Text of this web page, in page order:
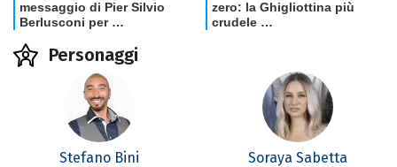
Personaggi
Stefano Bini Soraya Sabetta